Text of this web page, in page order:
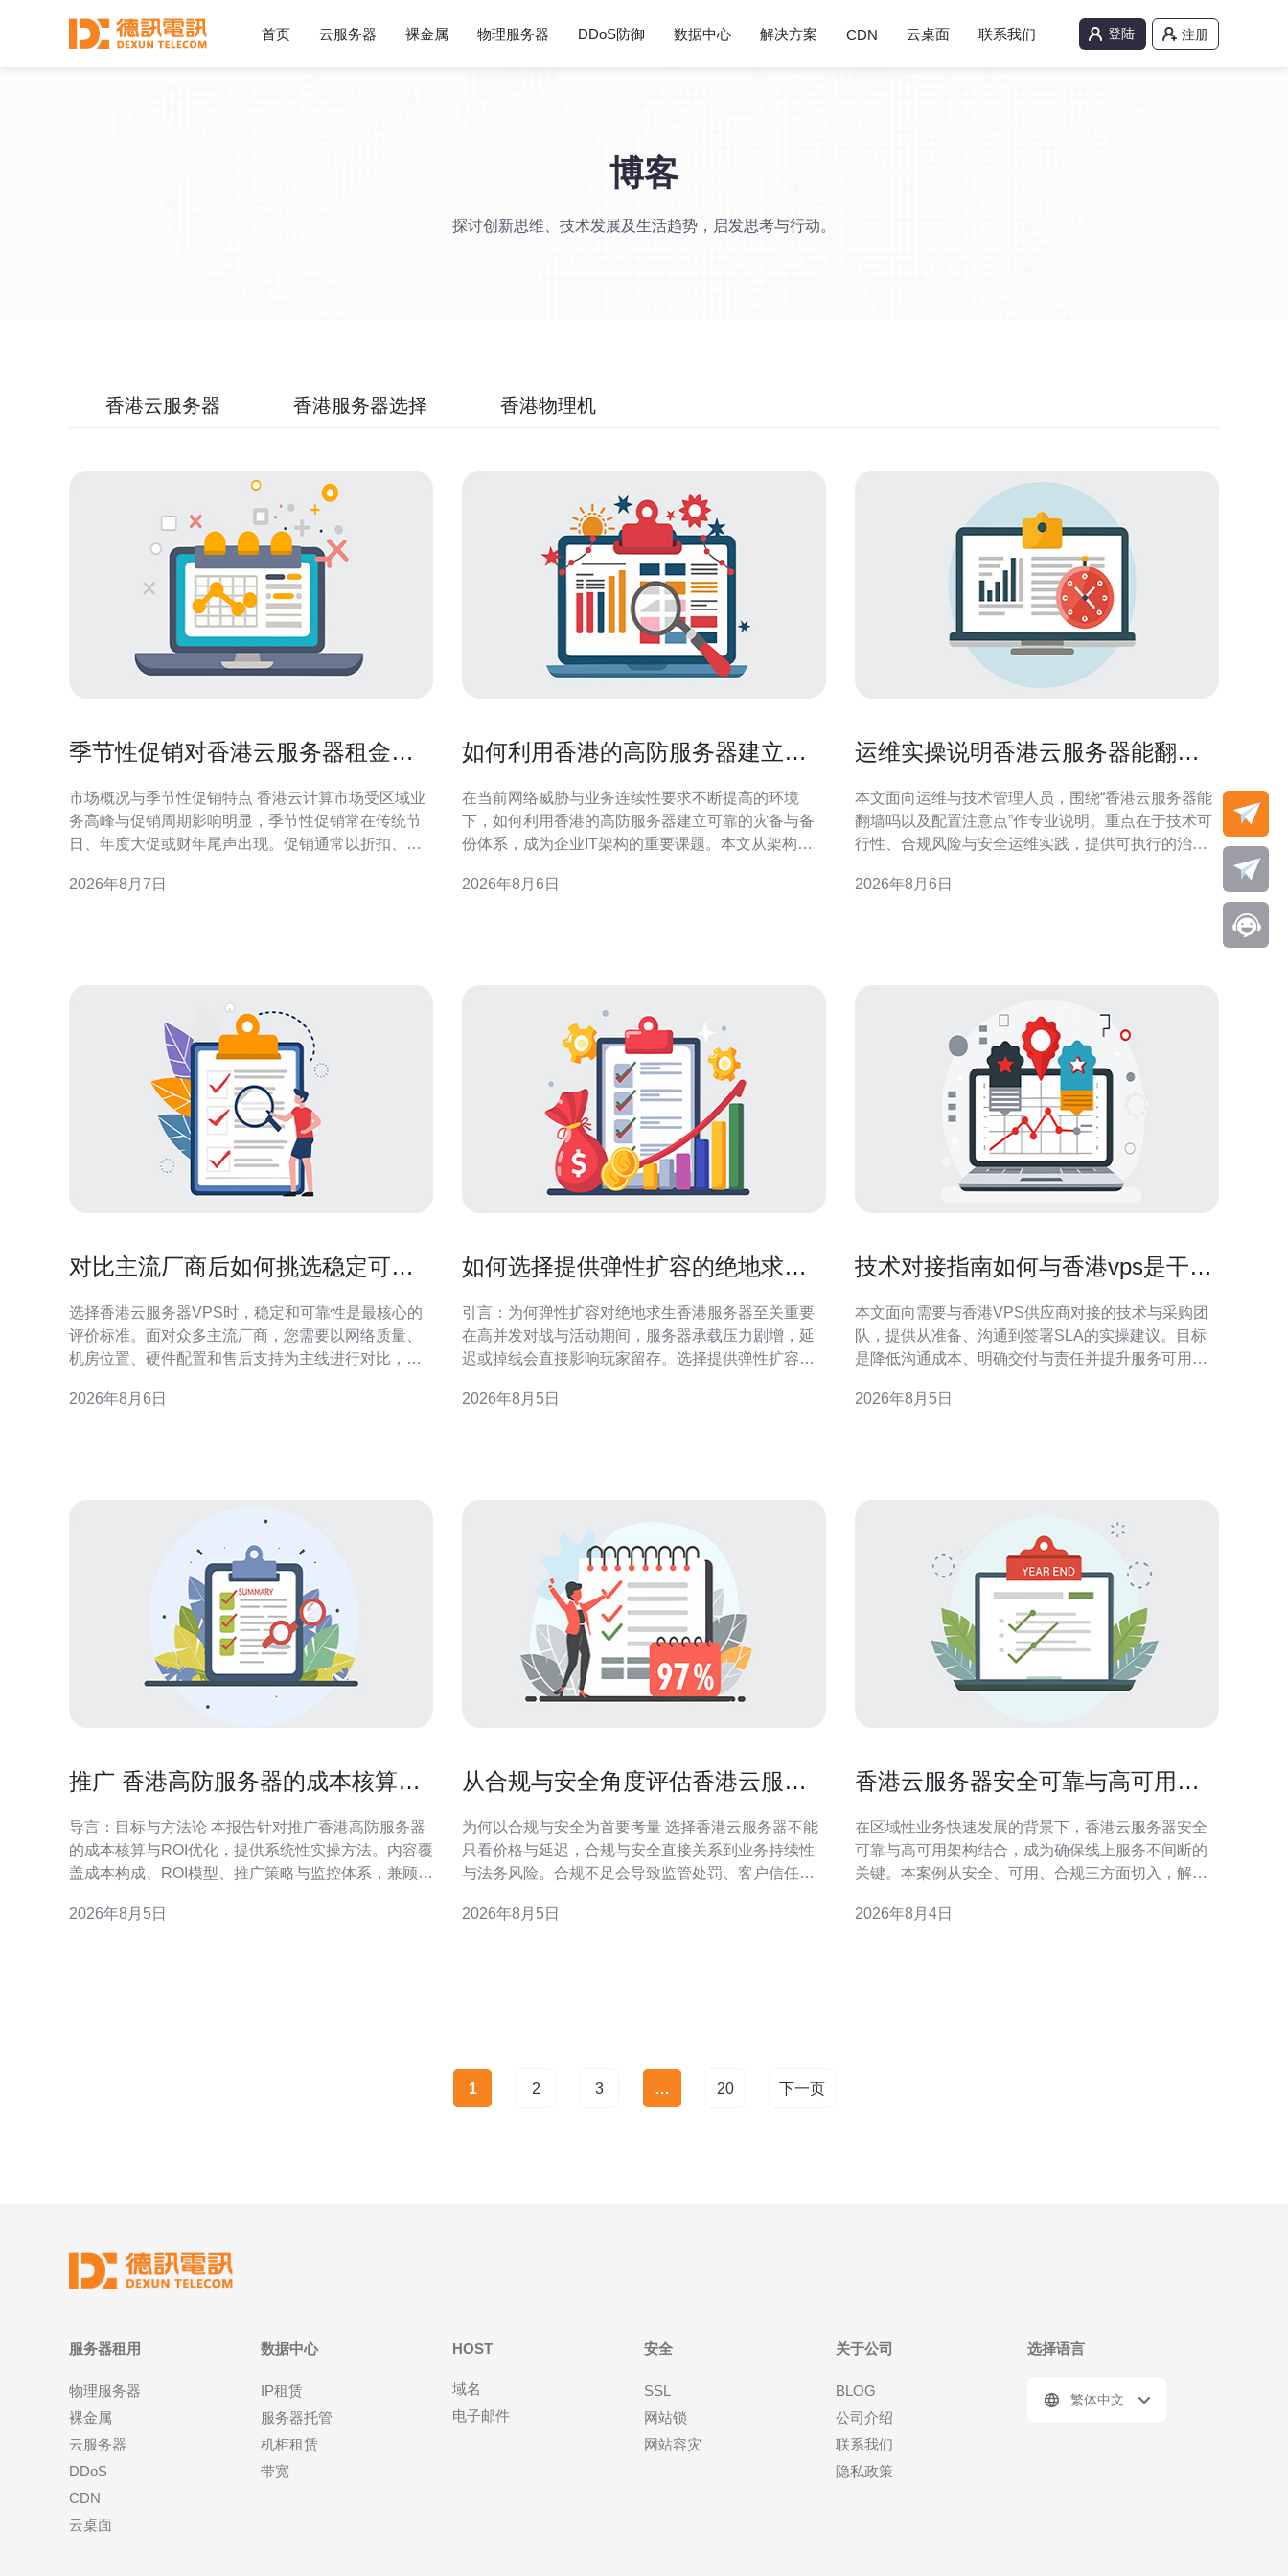
首页 云服务器 裸金属 物理服务器 DDoS防御 数据中心 解决方案 CDN 云桌面 联系我们 登陆 注册
博客
探讨创新思维、技术发展及生活趋势，启发思考与行动。
香港云服务器 香港服务器选择 香港物理机
季节性促销对香港云服务器租金的
市场概况与季节性促销特点 香港云计算市场受区域业
务高峰与促销周期影响明显，季节性促销常在传统节
日、年度大促或财年尾声出现。促销通常以折扣、返
租金的公开报价与谈判空间，但长期租金走势仍受整
2026年8月7日
如何利用香港的高防服务器建立可
在当前网络威胁与业务连续性要求不断提高的环境
下，如何利用香港的高防服务器建立可靠的灾备与备
份体系，成为企业IT架构的重要课题。本文从架构设
议，帮助企业在港部署高抗压能力的灾备方案，兼顾
2026年8月6日
运维实操说明香港云服务器能翻墙
本文面向运维与技术管理人员，围绕“香港云服务器能
翻墙吗以及配置注意点”作专业说明。重点在于技术可
行性、合规风险与安全运维实践，提供可执行的治理
服务器与访问境外内容的现实关系 从网络层面看，香
2026年8月6日
对比主流厂商后如何挑选稳定可靠
选择香港云服务器VPS时，稳定和可靠性是最核心的
评价标准。面对众多主流厂商，您需要以网络质量、
机房位置、硬件配置和售后支持为主线进行对比，并
中减少故障和性能波动，确保线上服务稳定可用。 明
2026年8月6日
如何选择提供弹性扩容的绝地求生
引言：为何弹性扩容对绝地求生香港服务器至关重要
在高并发对战与活动期间，服务器承载压力剧增，延
迟或掉线会直接影响玩家留存。选择提供弹性扩容的
并在低峰回收，既保证游戏体验，又控制运维成本。
2026年8月5日
技术对接指南如何与香港vps是干嘛
本文面向需要与香港VPS供应商对接的技术与采购团
队，提供从准备、沟通到签署SLA的实操建议。目标
是降低沟通成本、明确交付与责任并提升服务可用
业务目标、流量峰值、合规要求与预算边界，明确内
2026年8月5日
推广 香港高防服务器的成本核算与
导言：目标与方法论 本报告针对推广香港高防服务器
的成本核算与ROI优化，提供系统性实操方法。内容覆
盖成本构成、ROI模型、推广策略与监控体系，兼顾合
一、推广成本构成与核算方法 明确成本构成是核算前
2026年8月5日
从合规与安全角度评估香港云服务
为何以合规与安全为首要考量 选择香港云服务器不能
只看价格与延迟，合规与安全直接关系到业务持续性
与法务风险。合规不足会导致监管处罚、客户信任下
对金融、医疗等敏感行业影响更大。 关键合规因素概
2026年8月5日
香港云服务器安全可靠与高可用架
在区域性业务快速发展的背景下，香港云服务器安全
可靠与高可用架构结合，成为确保线上服务不间断的
关键。本案例从安全、可用、合规三方面切入，解析
本地法规与延迟要求，达到稳健运营目标。 香港云服
2026年8月4日
1 2 3 … 20 下一页
服务器租用
物理服务器
裸金属
云服务器
DDoS
CDN
云桌面
数据中心
IP租赁
服务器托管
机柜租赁
带宽
HOST
域名
电子邮件
安全
SSL
网站锁
网站容灾
关于公司
BLOG
公司介绍
联系我们
隐私政策
选择语言
繁体中文